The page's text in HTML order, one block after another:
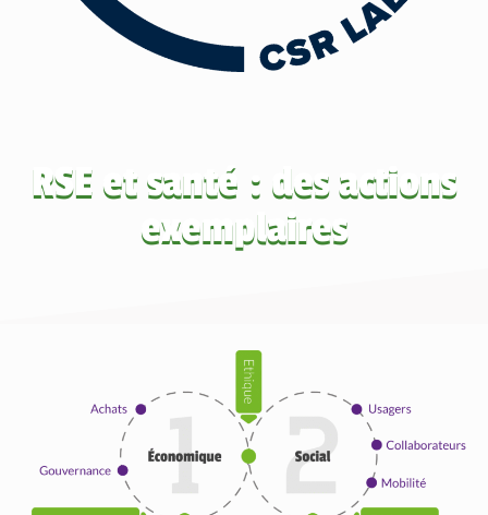
RSE et santé : des actions
exemplaires